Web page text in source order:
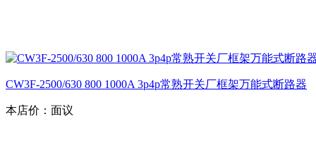
CW3F-2500/630 800 1000A 3p4p常熟开关厂框架万能式断路器
本店价： 面议